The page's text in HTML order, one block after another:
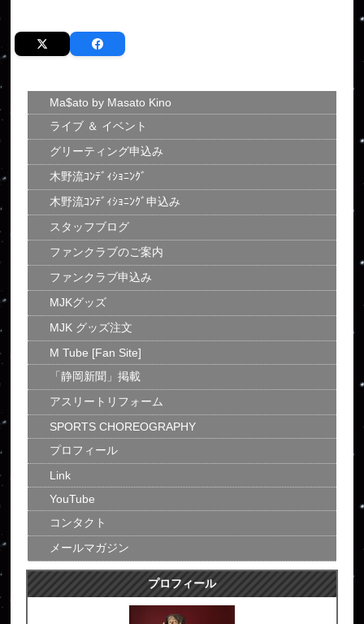
Ma$ato by Masato Kino
ライブ ＆ イベント
グリーティング申込み
木野流ｺﾝﾃﾞｨｼｮﾆﾝｸﾞ
木野流ｺﾝﾃﾞｨｼｮﾆﾝｸﾞ申込み
スタッフブログ
ファンクラブのご案内
ファンクラブ申込み
MJKグッズ
MJK グッズ注文
M Tube [Fan Site]
「静岡新聞」掲載
アスリートリフォーム
SPORTS CHOREOGRAPHY
プロフィール
Link
YouTube
コンタクト
メールマガジン
プロフィール